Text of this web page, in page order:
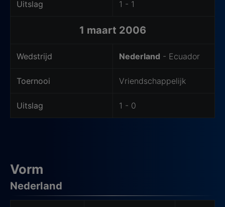
Uitslag 1 - 1
1 maart 2006
Wedstrijd Nederland - Ecuador
Toernooi Vriendschappelijk
Uitslag 1 - 0
Vorm
Nederland